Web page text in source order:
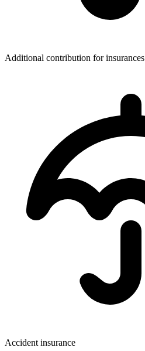
Additional contribution for insurances
Accident insurance